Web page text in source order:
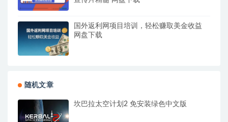
国外返利网项目培训，轻松赚取美金收益
网盘下载
随机文章
坎巴拉太空计划2 免安装绿色中文版